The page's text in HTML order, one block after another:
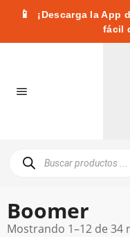
📱
¡Descarga la App
fácil
Boomer
Mostrando 1–12 de 34